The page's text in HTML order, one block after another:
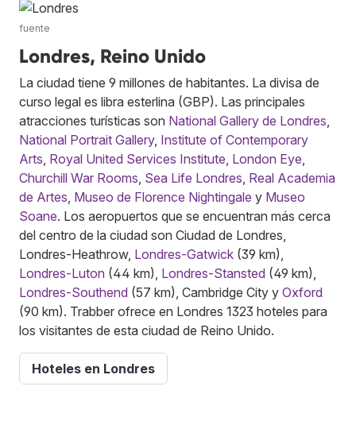
fuente
Londres, Reino Unido
La ciudad tiene 9 millones de habitantes. La divisa de
curso legal es libra esterlina (GBP). Las principales
atracciones turísticas son National Gallery de Londres
National Portrait Gallery, Institute of Contemporary
Arts Royal United Services Institute London Eye
Churchill War Rooms Sea Life Londres Real Academia
de Artes Museo de Florence Nightingale y Museo
Soane. Los aeropuertos que se encuentran más cerca
del centro de la ciudad son Ciudad de Londres,
Londres-Heathrow, Londres-Gatwick (39 km),
Londres-Luton (44 km), Londres-Stansted (49 km),
Londres-Southend (57 km), Cambridge City y Oxford
(90 km). Trabber ofrece en Londres 1323 hoteles para
los visitantes de esta ciudad de Reino Unido.
Hoteles en Londres